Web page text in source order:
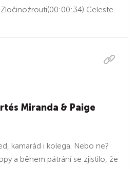
Celeste
Miranda & Paige
kamarád i kolega. Nebo ne?
a během pátrání se zjistilo, že